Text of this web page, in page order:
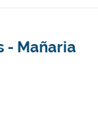
- Mañaria